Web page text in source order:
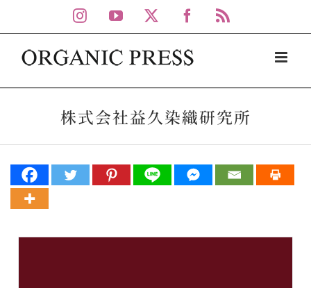
to
content
Instagram
YouTube Facebook
株式会社益久染織研究所